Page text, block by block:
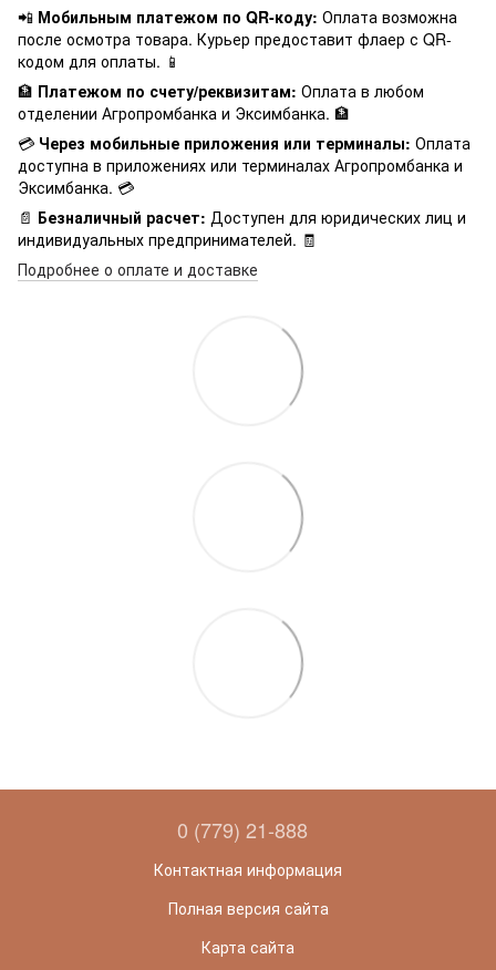
📲 Мобильным платежом по QR-коду: Оплата возможна
после осмотра товара. Курьер предоставит флаер с QR-
кодом для оплаты. 📱
🏦 Платежом по счету/реквизитам: Оплата в любом
отделении Агропромбанка и Эксимбанка. 🏦
💳 Через мобильные приложения или терминалы: Оплата
доступна в приложениях или терминалах Агропромбанка и
Эксимбанка. 💳
📄 Безналичный расчет: Доступен для юридических лиц и
индивидуальных предпринимателей. 🧾
Подробнее о оплате и доставке
0 (779) 21-888
Контактная информация
Полная версия сайта
Карта сайта